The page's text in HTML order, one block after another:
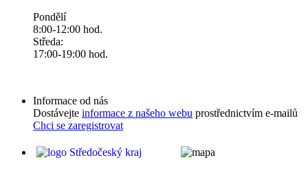
Pondělí
8:00-12:00 hod.
Středa:
17:00-19:00 hod.
Informace od nás
Dostávejte informace z našeho webu prostřednictvím e-mailů
Chci se zaregistrovat